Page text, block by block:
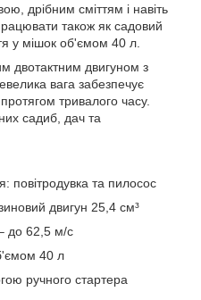
дрібним сміттям і навіть
також як садовий
у мішок об'ємом 40 л.
двотактним двигуном з
вага забезпечує
протягом тривалого часу.
садиб, дач та
повітродувка та пилосос
двигун 25,4 см³
– до 62,5 м/с
40 л
ручного стартера